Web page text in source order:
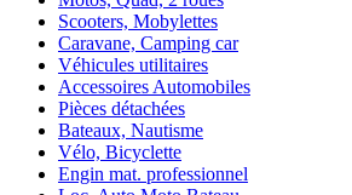
Scooters, Mobylettes
Caravane, Camping car
Véhicules utilitaires
Accessoires Automobiles
Pièces détachées
Bateaux, Nautisme
Vélo, Bicyclette
Engin mat. professionnel